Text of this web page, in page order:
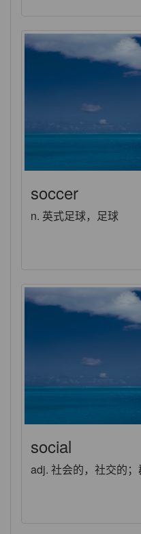
soccer
n. 英式足球，足球
social
adj. 社会的，社交的